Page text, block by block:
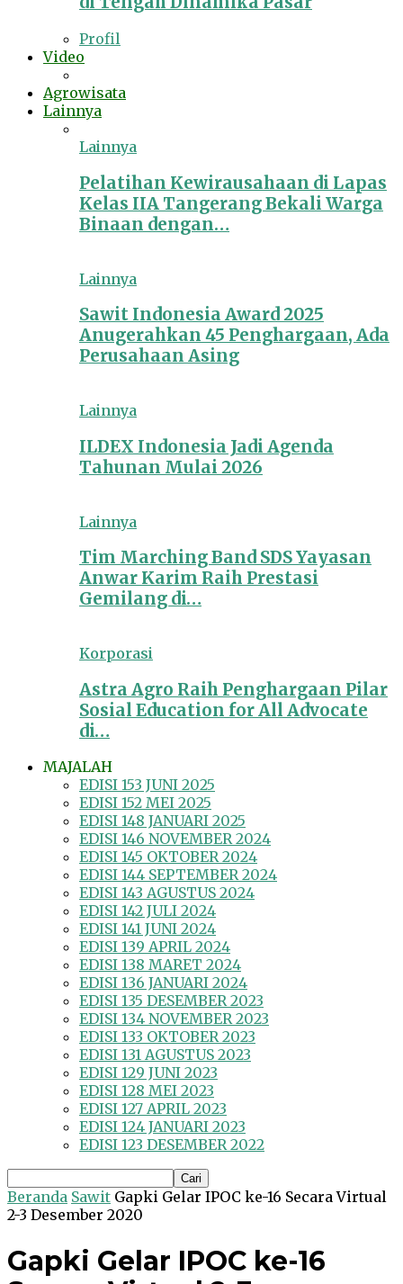
Profil
Video
Agrowisata
Lainnya
Lainnya
Pelatihan Kewirausahaan di Lapas
Kelas IIA Tangerang Bekali Warga
Binaan dengan…
Lainnya
Sawit Indonesia Award 2025
Anugerahkan 45 Penghargaan, Ada
Perusahaan Asing
Lainnya
ILDEX Indonesia Jadi Agenda
Tahunan Mulai 2026
Lainnya
Tim Marching Band SDS Yayasan
Anwar Karim Raih Prestasi
Gemilang di…
Korporasi
Astra Agro Raih Penghargaan Pilar
Sosial Education for All Advocate
di…
MAJALAH
EDISI 153 JUNI 2025
EDISI 152 MEI 2025
EDISI 148 JANUARI 2025
EDISI 146 NOVEMBER 2024
EDISI 145 OKTOBER 2024
EDISI 144 SEPTEMBER 2024
EDISI 143 AGUSTUS 2024
EDISI 142 JULI 2024
EDISI 141 JUNI 2024
EDISI 139 APRIL 2024
EDISI 138 MARET 2024
EDISI 136 JANUARI 2024
EDISI 135 DESEMBER 2023
EDISI 134 NOVEMBER 2023
EDISI 133 OKTOBER 2023
EDISI 131 AGUSTUS 2023
EDISI 129 JUNI 2023
EDISI 128 MEI 2023
EDISI 127 APRIL 2023
EDISI 124 JANUARI 2023
EDISI 123 DESEMBER 2022
Beranda Sawit Gapki Gelar IPOC ke-16 Secara Virtual
2-3 Desember 2020
Gapki Gelar IPOC ke-16